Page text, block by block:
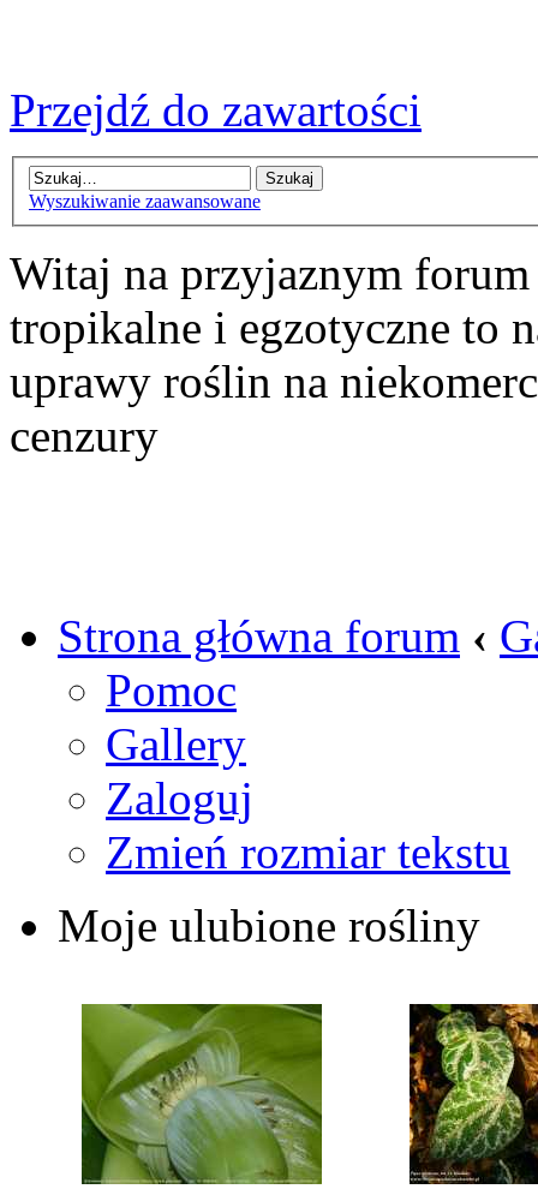
Przejdź do zawartości
Wyszukiwanie zaawansowane
Witaj na przyjaznym
tropikalne i egzotyczne to
uprawy roślin na
cenzury
Strona główna forum ‹
Pomoc
Gallery
Zaloguj
Zmień rozmiar tekstu
Moje ulubione rośliny